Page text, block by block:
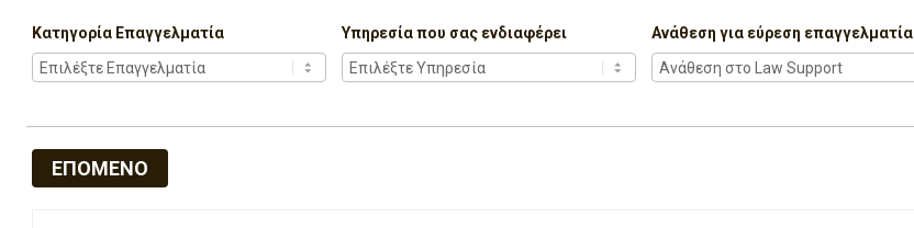
Κατηγορία Επαγγελματία Υπηρεσία που σας ενδιαφέρει Ανάθεση για εύρεση επαγγελματία
ΕΠΟΜΕΝΟ